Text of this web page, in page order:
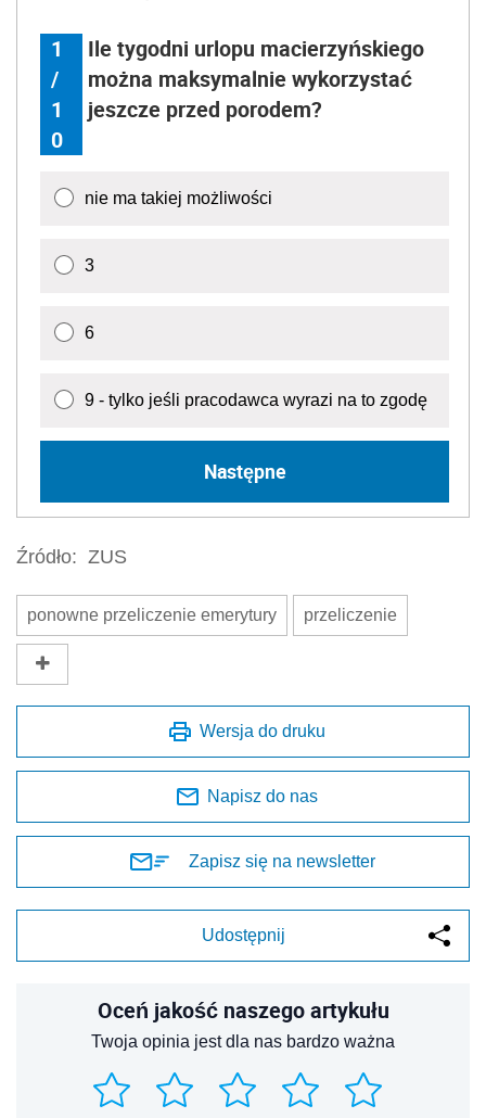
1
/
1
0
Ile tygodni urlopu macierzyńskiego
można maksymalnie wykorzystać
jeszcze przed porodem?
nie ma takiej możliwości
3
6
9 - tylko jeśli pracodawca wyrazi na to zgodę
Następne
Źródło: ZUS
ponowne przeliczenie emerytury przeliczenie
Wersja do druku
Napisz do nas
Zapisz się na newsletter
Udostępnij
Oceń jakość naszego artykułu
Twoja opinia jest dla nas bardzo ważna